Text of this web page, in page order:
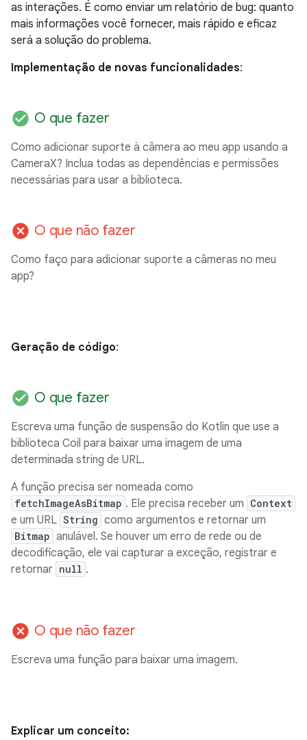
as interações. É como enviar um relatório de bug: quanto
mais informações você fornecer, mais rápido e eficaz
será a solução do problema.
Implementação de novas funcionalidades:
check_circle O que fazer
Como adicionar suporte à câmera ao meu app usando a
CameraX? Inclua todas as dependências e permissões
necessárias para usar a biblioteca.
cancel O que não fazer
Como faço para adicionar suporte a câmeras no meu
app?
Geração de código:
check_circle O que fazer
Escreva uma função de suspensão do Kotlin que use a
biblioteca Coil para baixar uma imagem de uma
determinada string de URL.
A função precisa ser nomeada como
fetchImageAsBitmap . Ele precisa receber um Context
e um URL String como argumentos e retornar um
Bitmap anulável. Se houver um erro de rede ou de
decodificação, ele vai capturar a exceção, registrar e
retornar null .
cancel O que não fazer
Escreva uma função para baixar uma imagem.
Explicar um conceito: